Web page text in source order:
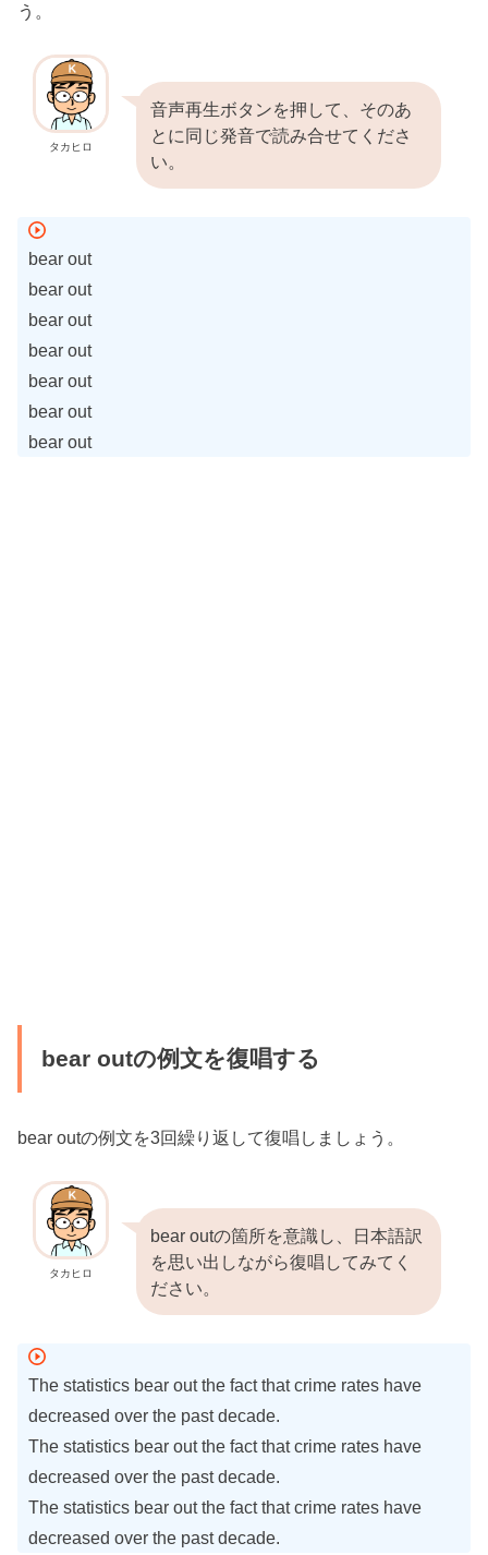
う。
タカヒロ
音声再生ボタンを押して、そのあ
とに同じ発音で読み合せてくださ
い。
bear out
bear out
bear out
bear out
bear out
bear out
bear out
bear outの例文を復唱する
bear outの例文を3回繰り返して復唱しましょう。
タカヒロ
bear outの箇所を意識し、日本語訳
を思い出しながら復唱してみてく
ださい。
The statistics bear out the fact that crime rates have
decreased over the past decade.
The statistics bear out the fact that crime rates have
decreased over the past decade.
The statistics bear out the fact that crime rates have
decreased over the past decade.